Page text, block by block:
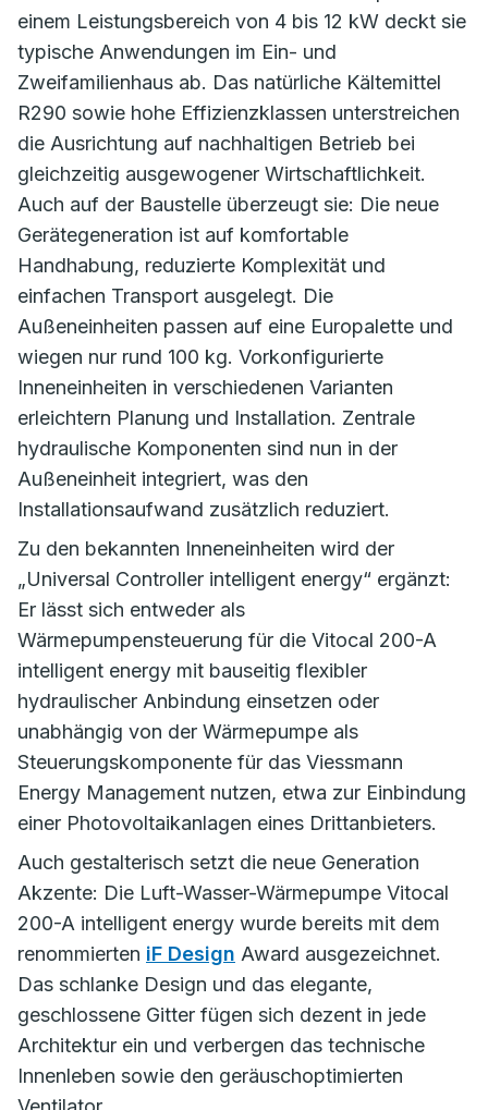
einem Leistungsbereich von 4 bis 12 kW deckt sie
typische Anwendungen im Ein- und
Zweifamilienhaus ab. Das natürliche Kältemittel
R290 sowie hohe Effizienzklassen unterstreichen
die Ausrichtung auf nachhaltigen Betrieb bei
gleichzeitig ausgewogener Wirtschaftlichkeit.
Auch auf der Baustelle überzeugt sie: Die neue
Gerätegeneration ist auf komfortable
Handhabung, reduzierte Komplexität und
einfachen Transport ausgelegt. Die
Außeneinheiten passen auf eine Europalette und
wiegen nur rund 100 kg. Vorkonfigurierte
Inneneinheiten in verschiedenen Varianten
erleichtern Planung und Installation. Zentrale
hydraulische Komponenten sind nun in der
Außeneinheit integriert, was den
Installationsaufwand zusätzlich reduziert.
Zu den bekannten Inneneinheiten wird der
„Universal Controller intelligent energy“ ergänzt:
Er lässt sich entweder als
Wärmepumpensteuerung für die Vitocal 200-A
intelligent energy mit bauseitig flexibler
hydraulischer Anbindung einsetzen oder
unabhängig von der Wärmepumpe als
Steuerungskomponente für das Viessmann
Energy Management nutzen, etwa zur Einbindung
einer Photovoltaikanlagen eines Drittanbieters.
Auch gestalterisch setzt die neue Generation
Akzente: Die Luft-Wasser-Wärmepumpe Vitocal
200-A intelligent energy wurde bereits mit dem
renommierten iF Design Award ausgezeichnet.
Das schlanke Design und das elegante,
geschlossene Gitter fügen sich dezent in jede
Architektur ein und verbergen das technische
Innenleben sowie den geräuschoptimierten